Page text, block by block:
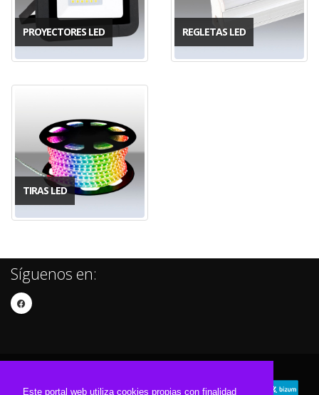
Este portal web utiliza cookies propias con finalidad
PROYECTORES LED REGLETAS LED
TIRAS LED
Síguenos en: